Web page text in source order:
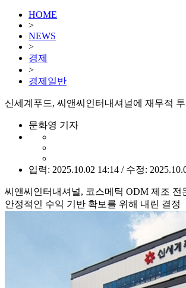
HOME
>
NEWS
>
경제
>
경제일반
신세계푸드, 씨앤씨인터내셔널에 재무적
문화영 기자
입력: 2025.10.02 14:14 / 수정:
씨앤씨인터내셔널, 코스메틱 ODM 제조 전
안정적인 수익 기반 확보를 위해 내린 결정